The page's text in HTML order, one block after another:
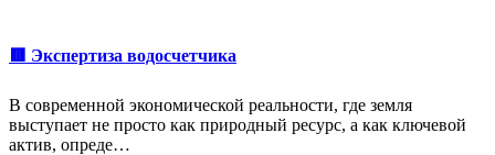
🟥 Экспертиза водосчетчика
В современной экономической реальности, где земля
выступает не просто как природный ресурс, а как ключевой
актив, опреде…